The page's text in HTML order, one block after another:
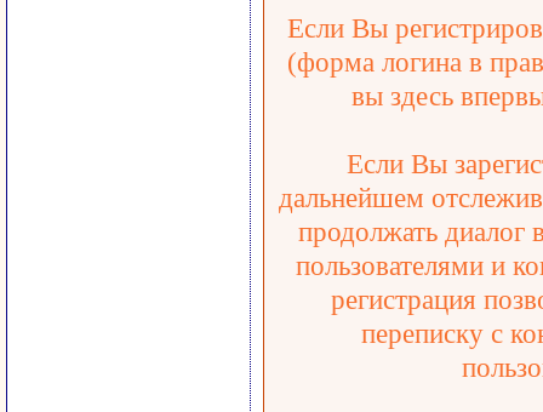
Если Вы
(форма логина в
вы здесь
Если Вы
дальнейшем
продолжать диалог
пользователями и
регистрация
переписку с